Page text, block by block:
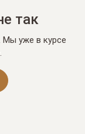
так
Мы уже в курсе